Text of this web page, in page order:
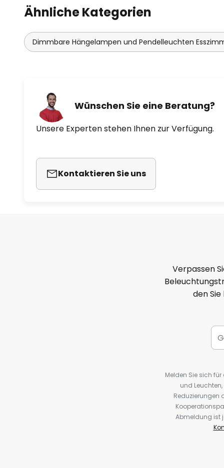
Ähnliche Kategorien
Dimmbare Hängelampen und Pendelleuchten
Wünschen Sie eine Beratung?
Unsere Experten stehen Ihnen zur Verfügung.
Kontaktieren Sie uns
Verpassen
den
Melden Sie sich
und
Reduzierungen
Abmeldung ist